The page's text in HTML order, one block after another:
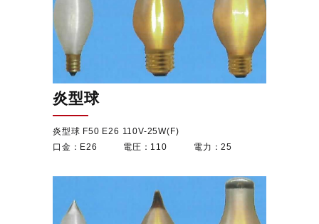
炎型球 F50 E26 110V-25W(F)
炎型球
E26 110 25